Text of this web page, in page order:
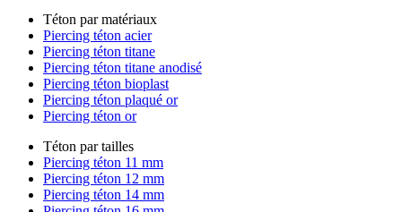
Téton par matériaux
Piercing téton acier
Piercing téton titane
Piercing téton titane anodisé
Piercing téton bioplast
Piercing téton plaqué or
Piercing téton or
Téton par tailles
Piercing téton 11 mm
Piercing téton 12 mm
Piercing téton 14 mm